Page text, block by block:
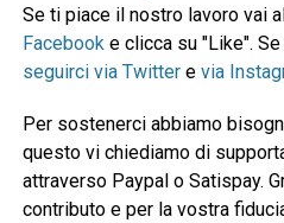
Se ti piace il nostro lavoro vai
Facebooke clicca su "Like".
seguirci via Twittere via
Per sostenerci abbiamo
questo vi chiediamo di
attraverso Paypal o Satispay.
contributo e per la vostra